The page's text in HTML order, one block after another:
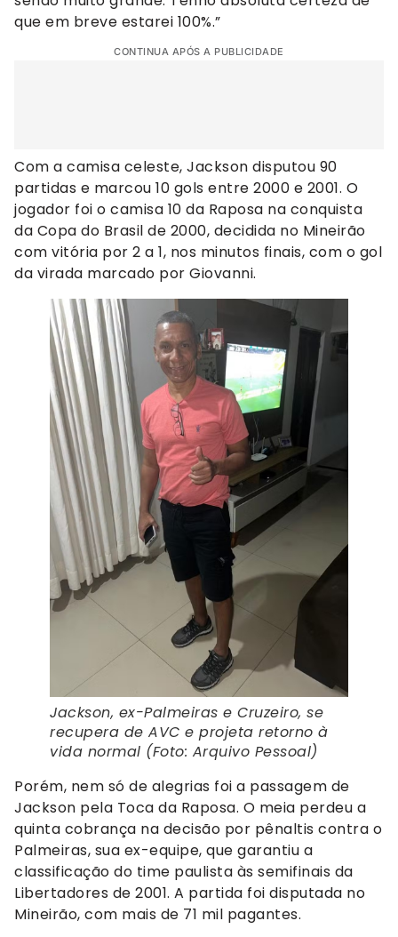
que em breve estarei 100%.”
CONTINUA APÓS A PUBLICIDADE
Com a camisa celeste, Jackson disputou 90
partidas e marcou 10 gols entre 2000 e 2001. O
jogador foi o camisa 10 da Raposa na conquista
da Copa do Brasil de 2000, decidida no Mineirão
com vitória por 2 a 1, nos minutos finais, com o gol
da virada marcado por Giovanni.
Jackson, ex-Palmeiras e Cruzeiro, se
recupera de AVC e projeta retorno à
vida normal (Foto: Arquivo Pessoal)
Porém, nem só de alegrias foi a passagem de
Jackson pela Toca da Raposa. O meia perdeu a
quinta cobrança na decisão por pênaltis contra o
Palmeiras, sua ex-equipe, que garantiu a
classificação do time paulista às semifinais da
Libertadores de 2001. A partida foi disputada no
Mineirão, com mais de 71 mil pagantes.